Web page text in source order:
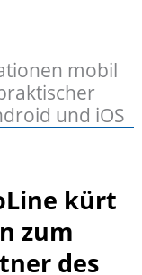
mobil
und iOS
kürt
zum
des